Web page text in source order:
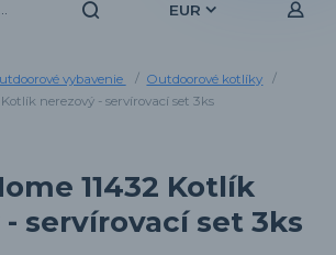
EUR
vybavenie
Outdoorové kotlíky
nerezový - servírovací set 3ks
11432 Kotlík
servírovací set 3ks